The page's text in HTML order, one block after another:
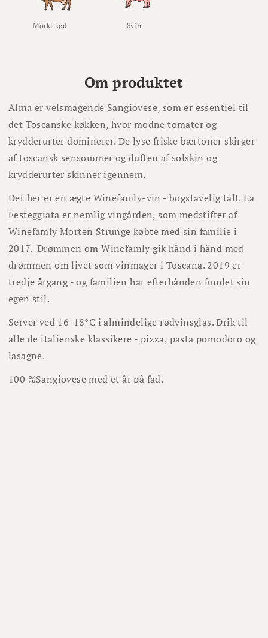
Mørkt kød Svin
Om produktet
Alma er velsmagende Sangiovese, som er essentiel til
det Toscanske køkken, hvor modne tomater og
krydderurter dominerer. De lyse friske bærtoner skirger
af toscansk sensommer og duften af solskin og
krydderurter skinner igennem.
Det her er en ægte Winefamly-vin - bogstavelig talt. La
Festeggiata er nemlig vingården, som medstifter af
Winefamly Morten Strunge købte med sin familie i
2017. Drømmen om Winefamly gik hånd i hånd med
drømmen om livet som vinmager i Toscana. 2019 er
tredje årgang - og familien har efterhånden fundet sin
egen stil.
Server ved 16-18°C i almindelige rødvinsglas. Drik til
alle de italienske klassikere - pizza, pasta pomodoro og
lasagne.
100 %Sangiovese med et år på fad.